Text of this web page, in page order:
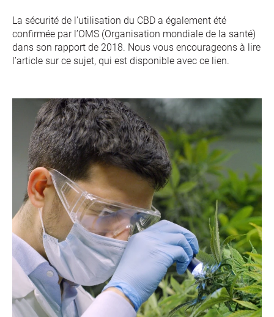
La sécurité de l’utilisation du CBD a également été
confirmée par l’OMS (Organisation mondiale de la santé)
dans son rapport de 2018. Nous vous encourageons à lire
l’article sur ce sujet, qui est disponible avec ce lien.